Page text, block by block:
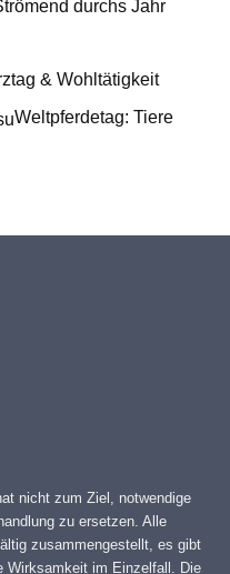
durchs Jahr
& Wohltätigkeit
Weltpferdetag: Tiere
nicht zum Ziel, notwendige
zu ersetzen. Alle
zusammengestellt, es gibt
Wirksamkeit im Einzelfall. Die